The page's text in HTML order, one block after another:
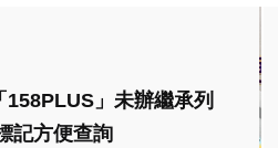
158PLUS」未辦繼承列
記方便查詢
評論